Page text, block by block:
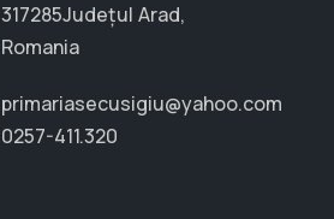
317285Județul Arad,
Romania
primariasecusigiu@yahoo.com
0257-411.320